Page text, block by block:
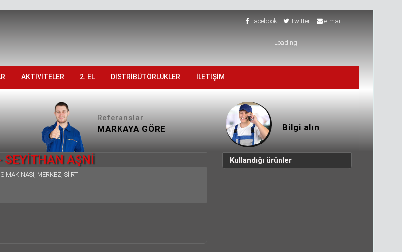
Facebook Twitter e-mail
Loading
AKTİVİTELER 2. EL DİSTRİBÜTÖRLÜKLER İLETİŞİM
Referanslar
MARKAYA GÖRE Bilgi alın
SEYİTHAN AŞNİ
MAKİNASI, MERKEZ, SİİRT
Kullandığı ürünler